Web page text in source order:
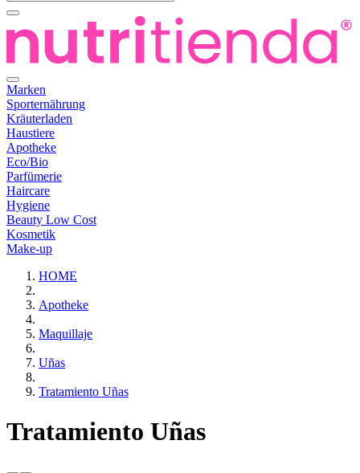
Marken
Sporternährung
Kräuterladen
Haustiere
Apotheke
Eco/Bio
Parfümerie
Haircare
Hygiene
Beauty Low Cost
Kosmetik
Make-up
HOME
Apotheke
Maquillaje
Uñas
Tratamiento Uñas
Tratamiento Uñas